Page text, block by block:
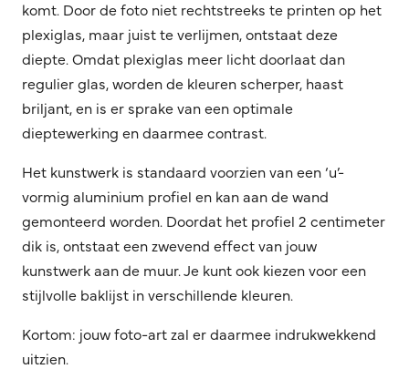
komt. Door de foto niet rechtstreeks te printen op het
plexiglas, maar juist te verlijmen, ontstaat deze
diepte. Omdat plexiglas meer licht doorlaat dan
regulier glas, worden de kleuren scherper, haast
briljant, en is er sprake van een optimale
dieptewerking en daarmee contrast.
Het kunstwerk is standaard voorzien van een ‘u’-
vormig aluminium profiel en kan aan de wand
gemonteerd worden. Doordat het profiel 2 centimeter
dik is, ontstaat een zwevend effect van jouw
kunstwerk aan de muur. Je kunt ook kiezen voor een
stijlvolle baklijst in verschillende kleuren.
Kortom: jouw foto-art zal er daarmee indrukwekkend
uitzien.